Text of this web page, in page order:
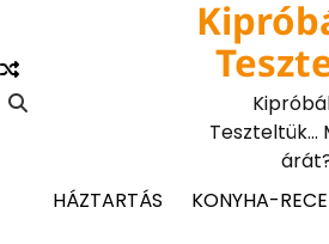
content
Teszteltük…
HÁZTARTÁS
KONYHA-